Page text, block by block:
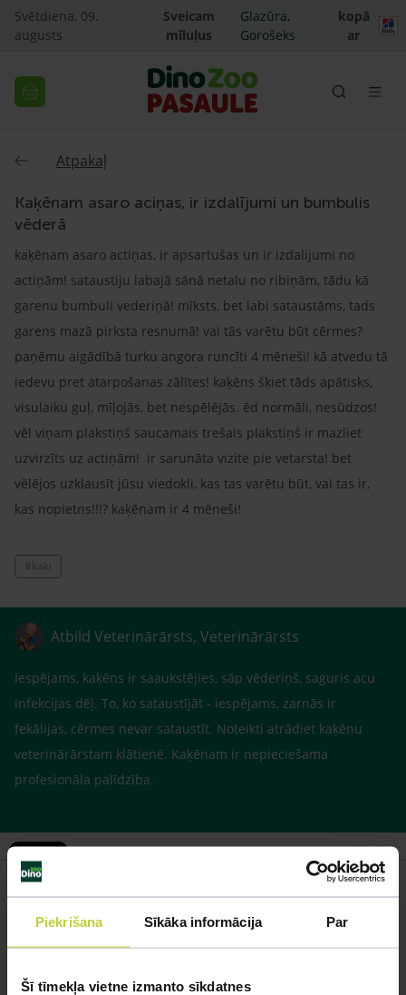
Piekrišana Sīkāka informācija Par
Šī tīmekļa vietne izmanto sīkdatnes
Svētdiena, 09.
augusts
Sveicam
mīluļus
Glazūra,
Gorošeks
kopā
ar
Atpakaļ
Kaķēnam asaro aciņas, ir izdalījumi un bumbulis
vēderā
kaķēnam asaro actiņas, ir apsartušas un ir izdalijumi no
actiņām! sataustiju labajā sānā netalu no ribiņām, tādu kā
garenu bumbuli vederiņā! mīksts, bet labi sataustāms, tads
garens mazā pirksta resnumā! vai tās varētu būt cērmes?
paņēmu aigādībā turku angora runcīti 4 mēneši! kā atvedu tā
iedevu pret atarpošanas zālītes! kaķēns šķiet tāds apātisks,
visulaiku guļ, mīļojās, bet nespēlējās. ēd normāli, nesūdzos!
vēl viņam plakstiņš saucamais trešais plakstiņš ir mazliet
uzvirzīts uz actiņām! ir sarunāta vizite pie vetarsta! bet
vēlējos uzklausīt jūsu viedokli, kas tas varētu būt, vai tas ir,
kas nopietns!!!? kaķēnam ir 4 mēneši!
#kaki
Atbild Veterinārārsts, Veterinārārsts
Iespējams, kaķēns ir saaukstējies, sāp vēderiņš, saguris acu
infekcijas dēļ. To, ko sataustījāt - iespējams, zarnās ir
fekālijas, cērmes nevar sataustīt. Noteikti atrādiet kaķēnu
veterinārārstam klātienē. Kaķēnam ir nepieciešama
profesionāla palīdzība.
Līdzīgi jautājumi
Mūsu eksperti spēs atbildēt uz jebkuru Jūsu jautājumu